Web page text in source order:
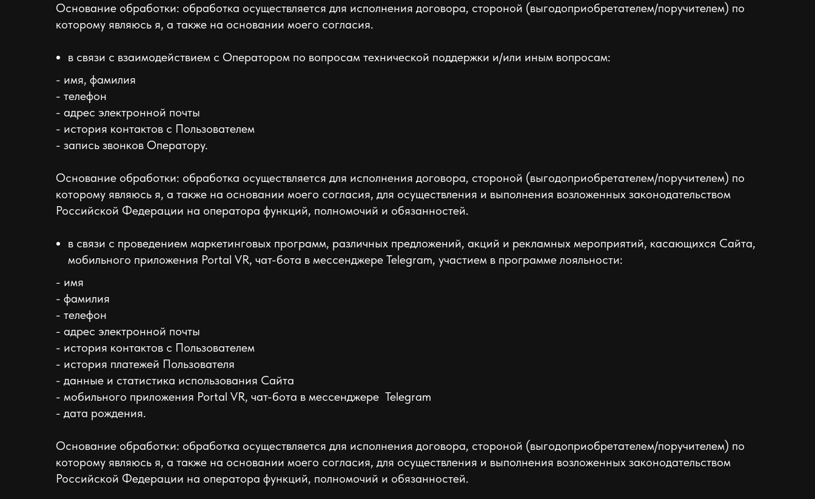
Основание обработки: обработка осуществляется для исполнения договора, стороной (выгодоприобретателем/поручителем) по
которому являюсь я, а также на основании моего согласия.
в связи с взаимодействием с Оператором по вопросам технической поддержки и/или иным вопросам:
- имя, фамилия
- телефон
- адрес электронной почты
- история контактов с Пользователем
- запись звонков Оператору.
Основание обработки: обработка осуществляется для исполнения договора, стороной (выгодоприобретателем/поручителем) по
которому являюсь я, а также на основании моего согласия, для осуществления и выполнения возложенных законодательством
Российской Федерации на оператора функций, полномочий и обязанностей.
в связи с проведением маркетинговых программ, различных предложений, акций и рекламных мероприятий, касающихся Сайта,
мобильного приложения Portal VR, чат-бота в мессенджере Telegram, участием в программе лояльности:
- имя
- фамилия
- телефон
- адрес электронной почты
- история контактов с Пользователем
- история платежей Пользователя
- данные и статистика использования Сайта
- мобильного приложения Portal VR, чат-бота в мессенджере Telegram
- дата рождения.
Основание обработки: обработка осуществляется для исполнения договора, стороной (выгодоприобретателем/поручителем) по
которому являюсь я, а также на основании моего согласия, для осуществления и выполнения возложенных законодательством
Российской Федерации на оператора функций, полномочий и обязанностей.